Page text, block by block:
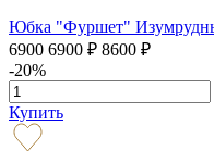
Юбка "Фуршет"
6900 6900 ₽ 8600 ₽
-20%
Купить